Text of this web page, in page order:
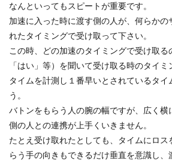
なんといってもスピートが重要です。
加速に入った時に渡す側の人が、何らかの
れたタイミングで受け取って下さい。
この時、どの加速のタイミングで受け取
「はい」等）を聞いて受け取る時のタイ
タイムを計測し１番早いとされているタイ
う。
バトンをもらう人の腕の幅ですが、広く横
側の人との連携が上手くいきません。
たとえ受け取れたとしても、タイムにロス
らう手の向きもできるだけ垂直を意識し